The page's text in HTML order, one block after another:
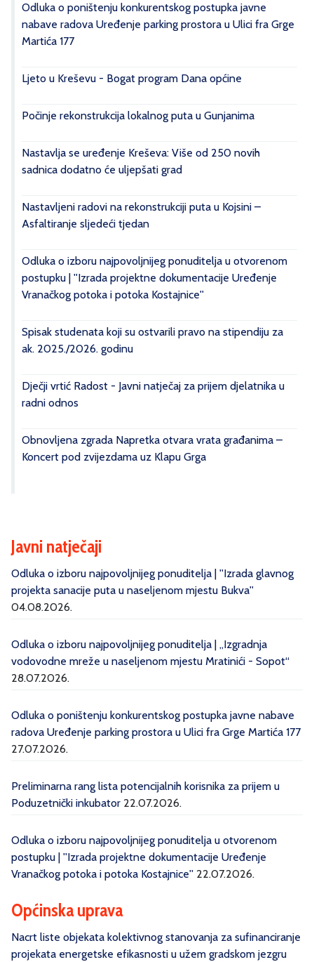
Odluka o poništenju konkurentskog postupka javne
nabave radova Uređenje parking prostora u Ulici fra Grge
Martića 177
Ljeto u Kreševu - Bogat program Dana općine
Počinje rekonstrukcija lokalnog puta u Gunjanima
Nastavlja se uređenje Kreševa: Više od 250 novih
sadnica dodatno će uljepšati grad
Nastavljeni radovi na rekonstrukciji puta u Kojsini –
Asfaltiranje sljedeći tjedan
Odluka o izboru najpovoljnijeg ponuditelja u otvorenom
postupku | ''Izrada projektne dokumentacije Uređenje
Vranačkog potoka i potoka Kostajnice''
Spisak studenata koji su ostvarili pravo na stipendiju za
ak. 2025./2026. godinu
Dječji vrtić Radost - Javni natječaj za prijem djelatnika u
radni odnos
Obnovljena zgrada Napretka otvara vrata građanima –
Koncert pod zvijezdama uz Klapu Grga
Javni natječaji
Odluka o izboru najpovoljnijeg ponuditelja | ''Izrada glavnog
projekta sanacije puta u naseljenom mjestu Bukva''
04.08.2026.
Odluka o izboru najpovoljnijeg ponuditelja | „Izgradnja
vodovodne mreže u naseljenom mjestu Mratinići - Sopot“
28.07.2026.
Odluka o poništenju konkurentskog postupka javne nabave
radova Uređenje parking prostora u Ulici fra Grge Martića 177
27.07.2026.
Preliminarna rang lista potencijalnih korisnika za prijem u
Poduzetnički inkubator 22.07.2026.
Odluka o izboru najpovoljnijeg ponuditelja u otvorenom
postupku | ''Izrada projektne dokumentacije Uređenje
Vranačkog potoka i potoka Kostajnice'' 22.07.2026.
Općinska uprava
Nacrt liste objekata kolektivnog stanovanja za sufinanciranje
projekata energetske efikasnosti u užem gradskom jezgru